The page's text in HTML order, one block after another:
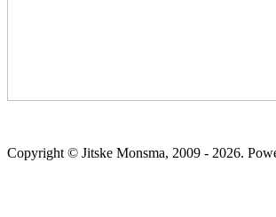
Copyright © Jitske Monsma, 2009 - 2026.